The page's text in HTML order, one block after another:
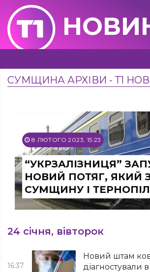
СУМЩИНА АРХІВИ - Т1
8 ЛЮТОГО 2023, 15:23
“УКРЗАЛІЗНИЦЯ”
НОВИЙ ПОТЯГ, ЯКИЙ
СУМЩИНУ І
24 січня, вівторок
16:37
Новий штам
діагностували в